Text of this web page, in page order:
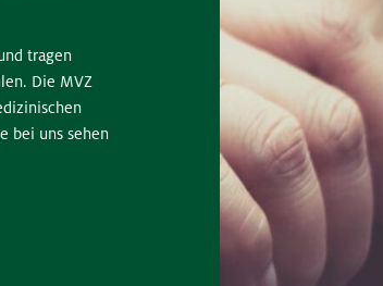
tragen
Die MVZ
bei uns sehen